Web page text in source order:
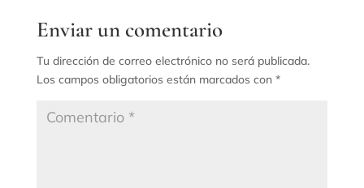
Enviar un comentario
Tu dirección de correo electrónico no será publicada.
Los campos obligatorios están marcados con *